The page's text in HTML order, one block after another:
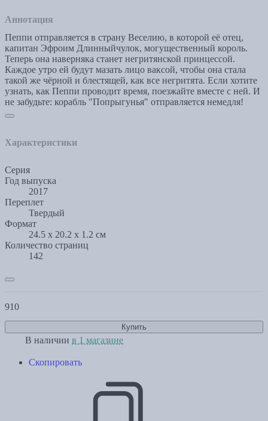
Аннотация
Пеппи отправляется в страну Веселию, в которой её отец,
капитан Эфроим Длинныйчулок, могущественный король.
Теперь она наверняка станет негритянской принцессой.
Каждое утро ей будут мазать лицо ваксой, чтобы она стала
такой же чёрной и блестящей, как все негритята. Если хотите
узнать, как Пеппи проводит время, поезжайте вместе с ней. И
не забудьте: корабль "Попрыгунья" отправляется немедля!
Характеристики
Серия
Год выпуска
2017
Переплет
Твердый
Формат
24.5 x 20.2 x 1.2 см
Количество страниц
142
910
Купить
В наличии в 1 магазине
Скопировать